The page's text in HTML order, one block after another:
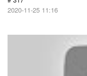
2020-11-25 11:16